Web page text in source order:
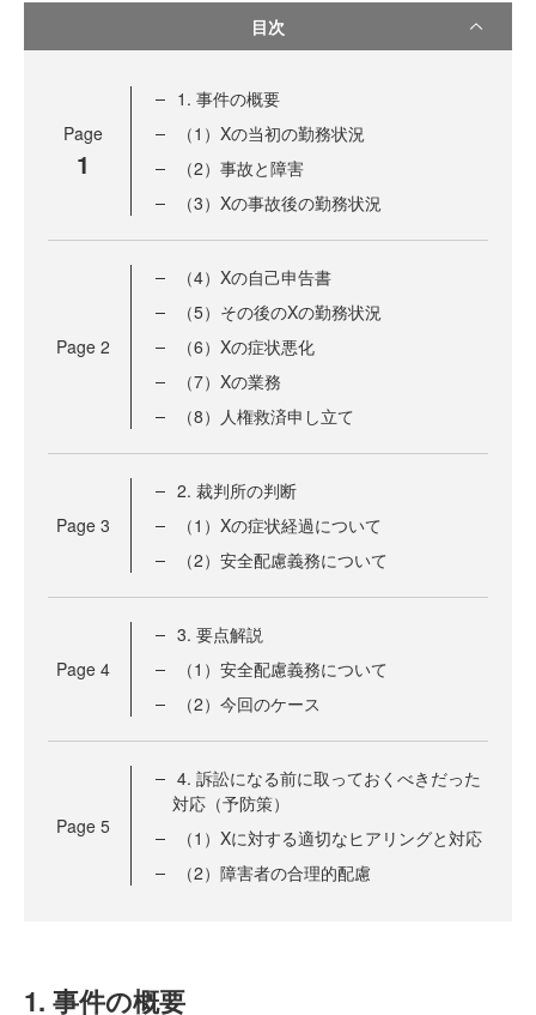
目次
Page
1
1. 事件の概要
（1）Xの当初の勤務状況
（2）事故と障害
（3）Xの事故後の勤務状況
Page 2
（4）Xの自己申告書
（5）その後のXの勤務状況
（6）Xの症状悪化
（7）Xの業務
（8）人権救済申し立て
Page 3
2. 裁判所の判断
（1）Xの症状経過について
（2）安全配慮義務について
Page 4
3. 要点解説
（1）安全配慮義務について
（2）今回のケース
Page 5
4. 訴訟になる前に取っておくべきだった
対応（予防策）
（1）Xに対する適切なヒアリングと対応
（2）障害者の合理的配慮
1. 事件の概要